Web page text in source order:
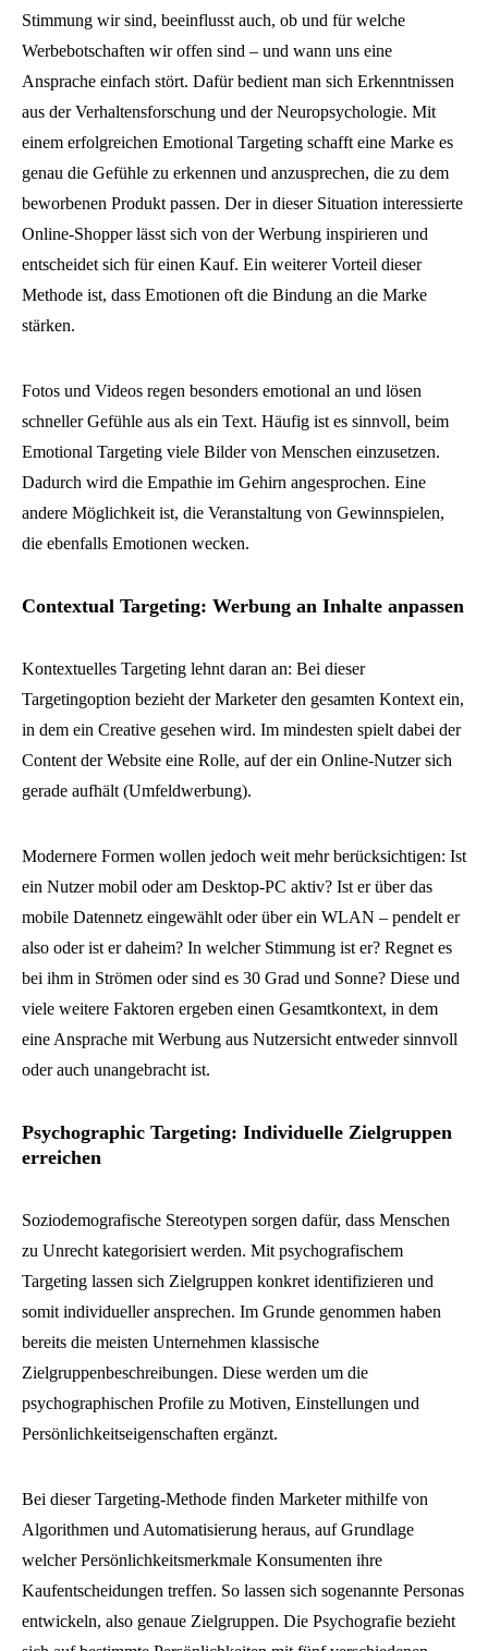
Stimmung wir sind, beeinflusst auch, ob und für welche
Werbebotschaften wir offen sind – und wann uns eine
Ansprache einfach stört. Dafür bedient man sich Erkenntnissen
aus der Verhaltensforschung und der Neuropsychologie. Mit
einem erfolgreichen Emotional Targeting schafft eine Marke es
genau die Gefühle zu erkennen und anzusprechen, die zu dem
beworbenen Produkt passen. Der in dieser Situation interessierte
Online-Shopper lässt sich von der Werbung inspirieren und
entscheidet sich für einen Kauf. Ein weiterer Vorteil dieser
Methode ist, dass Emotionen oft die Bindung an die Marke
stärken.
Fotos und Videos regen besonders emotional an und lösen
schneller Gefühle aus als ein Text. Häufig ist es sinnvoll, beim
Emotional Targeting viele Bilder von Menschen einzusetzen.
Dadurch wird die Empathie im Gehirn angesprochen. Eine
andere Möglichkeit ist, die Veranstaltung von Gewinnspielen,
die ebenfalls Emotionen wecken.
Contextual Targeting: Werbung an Inhalte anpassen
Kontextuelles Targeting lehnt daran an: Bei dieser
Targetingoption bezieht der Marketer den gesamten Kontext ein,
in dem ein Creative gesehen wird. Im mindesten spielt dabei der
Content der Website eine Rolle, auf der ein Online-Nutzer sich
gerade aufhält (Umfeldwerbung).
Modernere Formen wollen jedoch weit mehr berücksichtigen: Ist
ein Nutzer mobil oder am Desktop-PC aktiv? Ist er über das
mobile Datennetz eingewählt oder über ein WLAN – pendelt er
also oder ist er daheim? In welcher Stimmung ist er? Regnet es
bei ihm in Strömen oder sind es 30 Grad und Sonne? Diese und
viele weitere Faktoren ergeben einen Gesamtkontext, in dem
eine Ansprache mit Werbung aus Nutzersicht entweder sinnvoll
oder auch unangebracht ist.
Psychographic Targeting: Individuelle Zielgruppen
erreichen
Soziodemografische Stereotypen sorgen dafür, dass Menschen
zu Unrecht kategorisiert werden. Mit psychografischem
Targeting lassen sich Zielgruppen konkret identifizieren und
somit individueller ansprechen. Im Grunde genommen haben
bereits die meisten Unternehmen klassische
Zielgruppenbeschreibungen. Diese werden um die
psychographischen Profile zu Motiven, Einstellungen und
Persönlichkeitseigenschaften ergänzt.
Bei dieser Targeting-Methode finden Marketer mithilfe von
Algorithmen und Automatisierung heraus, auf Grundlage
welcher Persönlichkeitsmerkmale Konsumenten ihre
Kaufentscheidungen treffen. So lassen sich sogenannte Personas
entwickeln, also genaue Zielgruppen. Die Psychografie bezieht